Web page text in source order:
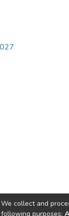
We collect and
following purposes: